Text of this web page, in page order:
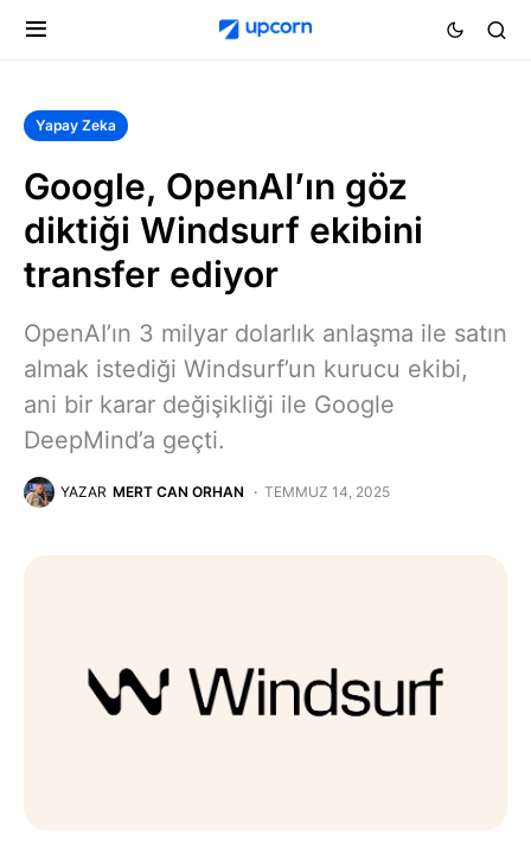
Yapay Zeka
Google, OpenAI’ın göz
diktiği Windsurf ekibini
transfer ediyor
OpenAI’ın 3 milyar dolarlık anlaşma ile satın
almak istediği Windsurf’un kurucu ekibi,
ani bir karar değişikliği ile Google
DeepMind’a geçti.
YAZAR MERT CAN ORHAN TEMMUZ 14, 2025